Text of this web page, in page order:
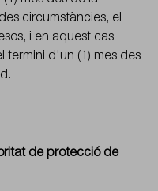
circumstàncies, el
i en aquest cas
termini d'un (1) mes des
de protecció de